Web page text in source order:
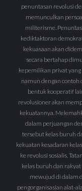
penuntasan revolusi
memunculkan
militerisme.
kediktaktoran
kekuasaan akan
secara bertahap
kepemilikan privat yang
namun dengan contoh
bentuk kooperatif
revolusioner akan
kekuatannya.
dalam perjuangan
tersebut kelas buruh
kekuatan kesadaran
ke revolusi sosialis.
kelas buruh dan
mewujud di dalam
pengorganisasian alat-